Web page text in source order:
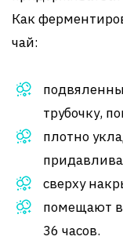
Как
чай:
трубочку,
плотно
сверху
помещают
36 часов.